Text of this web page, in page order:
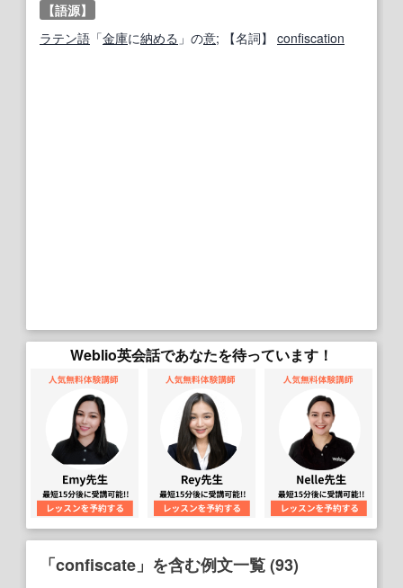
【語源】
ラテン語 「金庫に納める 」の意; 【名詞】 confiscation
Weblio英会話であなたを待っています！
「confiscate」を含む例文一覧 (93)